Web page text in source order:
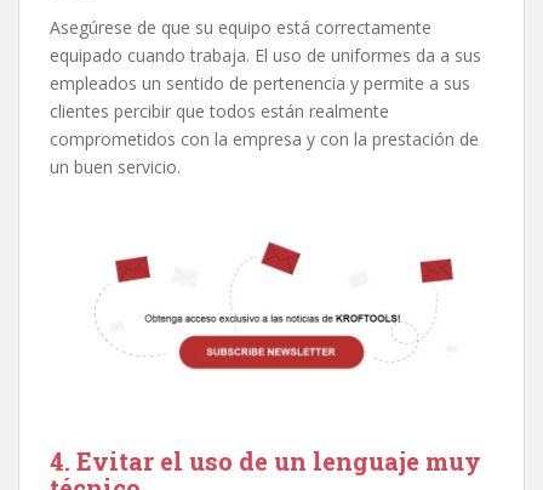
Asegúrese de que su equipo está correctamente
equipado cuando trabaja. El uso de uniformes da a sus
empleados un sentido de pertenencia y permite a sus
clientes percibir que todos están realmente
comprometidos con la empresa y con la prestación de
un buen servicio.
4. Evitar el uso de un lenguaje muy